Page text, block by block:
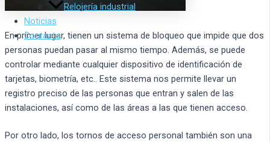
Relojería industrial
Noticias
Contacto
En primer lugar, tienen un sistema de bloqueo que impide que dos
personas puedan pasar al mismo tiempo. Además, se puede
controlar mediante cualquier dispositivo de identificación de
tarjetas, biometría, etc.. Este sistema nos permite llevar un
registro preciso de las personas que entran y salen de las
instalaciones, así como de las áreas a las que tienen acceso.
Por otro lado, los tornos de acceso personal también son una